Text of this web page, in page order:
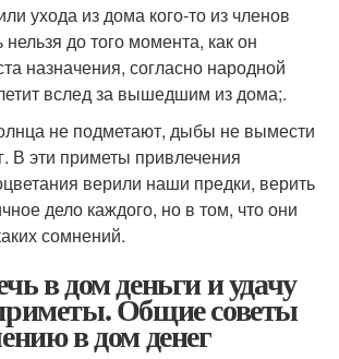
ухода из дома кого-то из членов
до того момента, как он
назначения, согласно народной
вслед за вышедшим из дома;.
не подметают, дыбы не вымести
В эти приметы привлечения
верили наши предки, верить
дело каждого, но в том, что они
сомнений.
в дом деньги и удачу
Общие советы
в дом денег